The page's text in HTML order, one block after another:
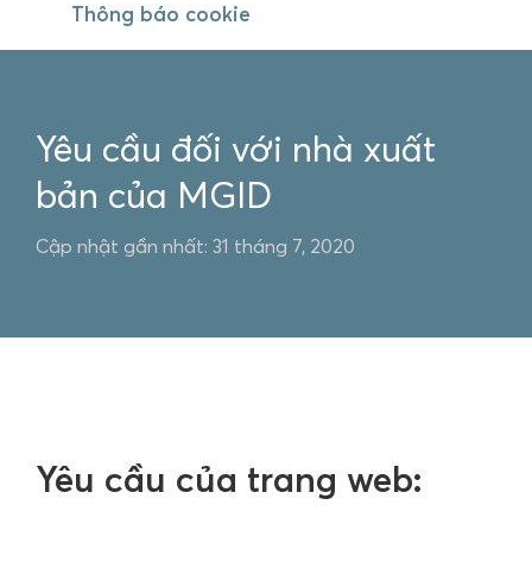
Thông báo cookie
Yêu cầu đối với nhà xuất
bản của MGID
Cập nhật gần nhất: 31 tháng 7, 2020
Yêu cầu của trang web: